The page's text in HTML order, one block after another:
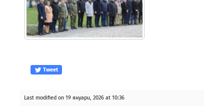
Tweet
Last modified on 19 януари, 2026 at 10:36